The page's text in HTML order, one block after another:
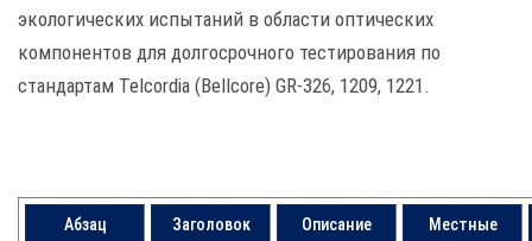
экологических испытаний в области оптических
компонентов для долгосрочного тестирования по
стандартам Telcordia (Bellcore) GR-326, 1209, 1221.
Абзац Заголовок Описание
Местные